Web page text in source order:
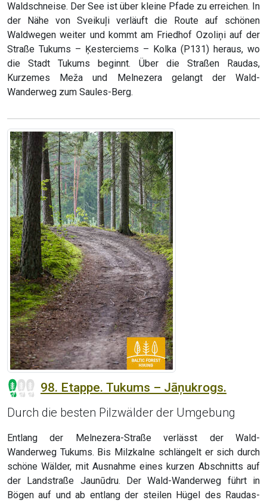
Waldschneise. Der See ist über kleine Pfade zu erreichen. In
der Nähe von Sveikuļi verläuft die Route auf schönen
Waldwegen weiter und kommt am Friedhof Ozoliņi auf der
Straße Tukums – Ķesterciems – Kolka (P131) heraus, wo
die Stadt Tukums beginnt. Über die Straßen Raudas,
Kurzemes Meža und Melnezera gelangt der Wald-
Wanderweg zum Saules-Berg.
98. Etappe. Tukums – Jāņukrogs.
Durch die besten Pilzwälder der Umgebung
Entlang der Melnezera-Straße verlässt der Wald-
Wanderweg Tukums. Bis Milzkalne schlängelt er sich durch
schöne Wälder, mit Ausnahme eines kurzen Abschnitts auf
der Landstraße Jaunūdru. Der Wald-Wanderweg führt in
Bögen auf und ab entlang der steilen Hügel des Raudas-